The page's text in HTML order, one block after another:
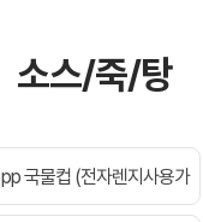
소스/죽/탕
pp 국물컵 (전자렌지사용가